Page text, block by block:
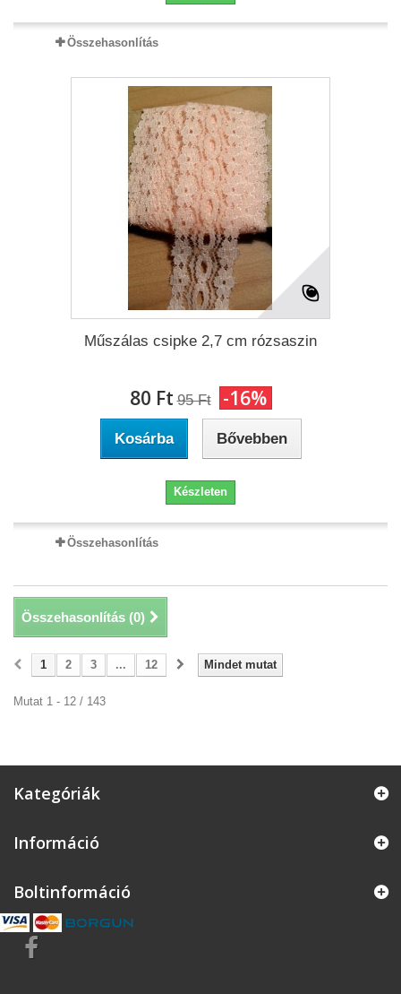
Összehasonlítás
Műszálas csipke 2,7 cm rózsaszin
80 Ft‎ 95 Ft‎ -16%
Kosárba Bővebben
Készleten
Összehasonlítás
Összehasonlítás (0)
Mindet mutat
1 2 3 ... 12
Mutat 1 - 12 / 143
Kategóriák
Információ
Boltinformáció